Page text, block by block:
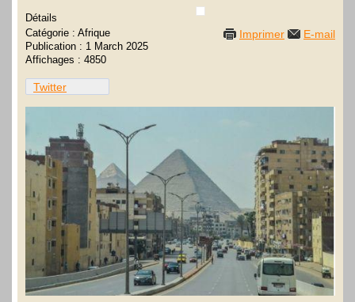
Imprimer E-mail
Détails
Catégorie : Afrique
Publication : 1 March 2025
Affichages : 4850
Twitter